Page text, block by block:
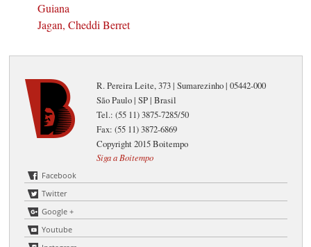
Guiana
Jagan, Cheddi Berret
R. Pereira Leite, 373 | Sumarezinho | 05442-000
São Paulo | SP | Brasil
Tel.: (55 11) 3875-7285/50
Fax: (55 11) 3872-6869
Copyright 2015 Boitempo
Siga a Boitempo
Facebook
Twitter
Google +
Youtube